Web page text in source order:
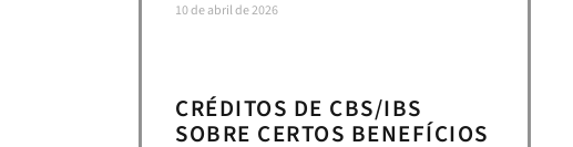
10 de abril de 2026
CRÉDITOS DE CBS/IBS
SOBRE CERTOS BENEFÍCIOS